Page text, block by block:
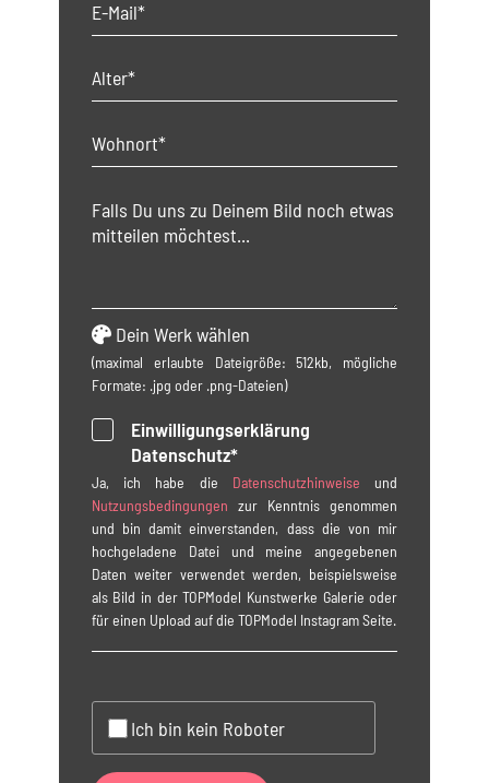
Dein Werk wählen
(maximal erlaubte Dateigröße: 512kb, mögliche
Formate: .jpg oder .png-Dateien)
Einwilligungserklärung
Datenschutz*
Ja, ich habe die Datenschutzhinweise und
Nutzungsbedingungen zur Kenntnis genommen
und bin damit einverstanden, dass die von mir
hochgeladene Datei und meine angegebenen
Daten weiter verwendet werden, beispielsweise
als Bild in der TOPModel Kunstwerke Galerie oder
für einen Upload auf die TOPModel Instagram Seite.
Ich bin kein Roboter